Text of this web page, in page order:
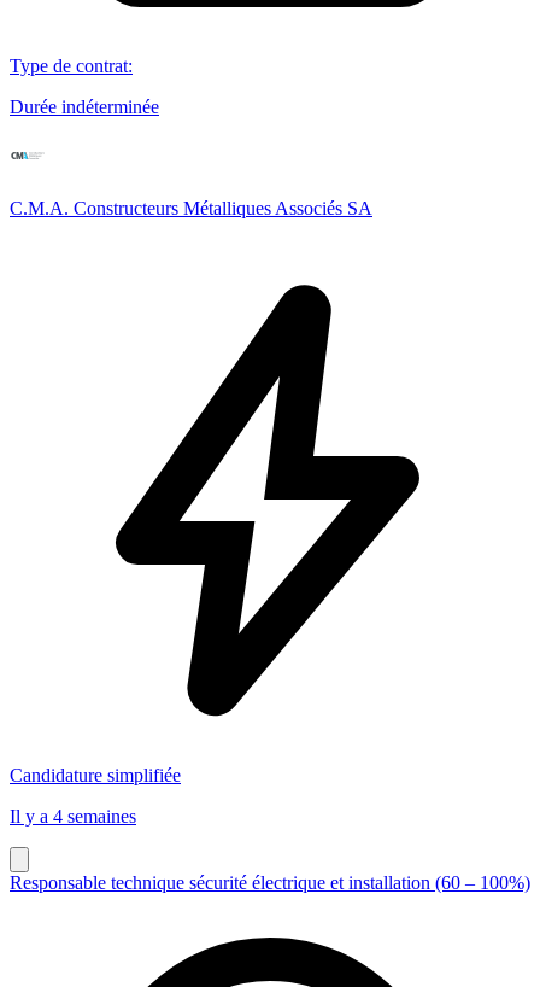
Type de contrat:
Durée indéterminée
C.M.A. Constructeurs Métalliques Associés SA
Candidature simplifiée
Il y a 4 semaines
Responsable technique sécurité électrique et installation (60 – 100%)